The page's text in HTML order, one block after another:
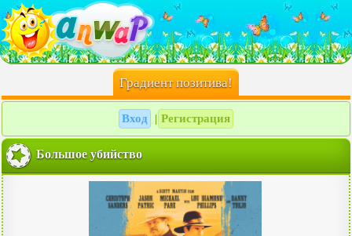
Градиент позитива!
Вход Регистрация
Большое убийство